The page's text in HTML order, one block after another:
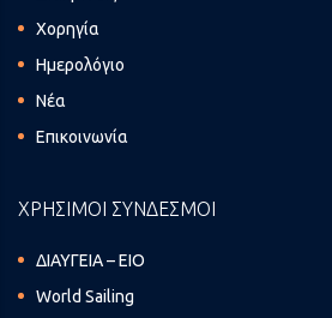
Χορηγία
Ημερολόγιο
Νέα
Επικοινωνία
ΧΡΗΣΙΜΟΙ ΣΥΝΔΕΣΜΟΙ
ΔΙΑΥΓΕΙΑ – ΕΙΟ
World Sailing